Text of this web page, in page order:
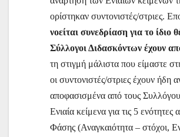
ορίστηκαν συντονιστές/στριες.
νοείται συνεδρίαση για το ίδιο
Σύλλογοι Διδασκόντων έχουν
τη στιγμή μάλιστα που είμαστε
οι συντονιστές/στριες έχουν ήδη
αποφασισμένα από τους
Ενιαία κείμενα για τις 5 ενότητες
Φάσης (Αναγκαιότητα – στόχοι,